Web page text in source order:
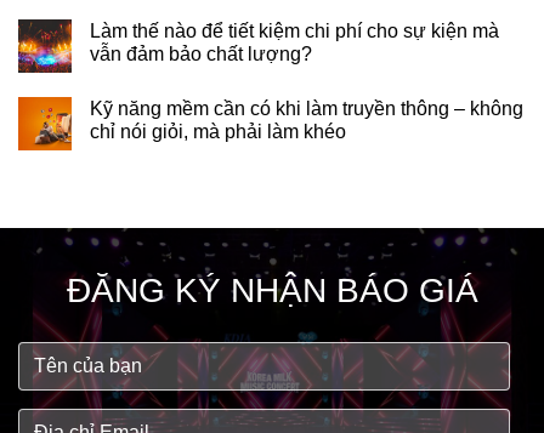
Làm thế nào để tiết kiệm chi phí cho sự kiện mà
vẫn đảm bảo chất lượng?
Kỹ năng mềm cần có khi làm truyền thông – không
chỉ nói giỏi, mà phải làm khéo
ĐĂNG KÝ NHẬN BÁO GIÁ